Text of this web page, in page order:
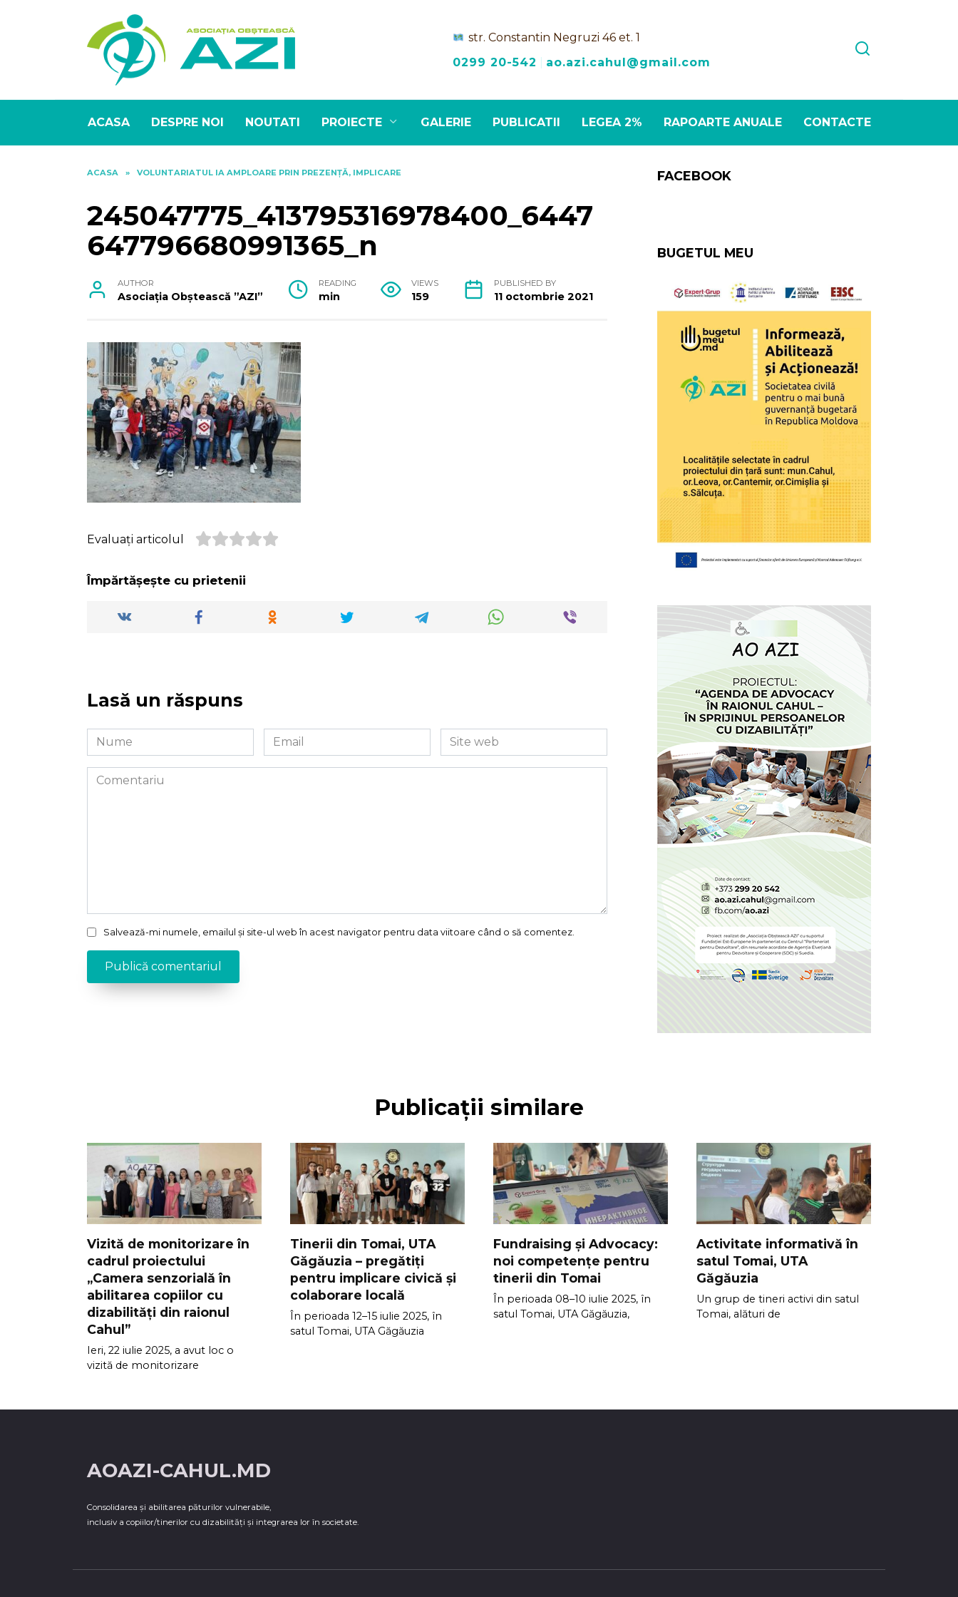
str. Constantin Negruzi 46 et. 1
0299 20-542
ao.azi.cahul@gmail.com
ACASA DESPRE NOI NOUTATI PROIECTE GALERIE PUBLICATII LEGEA 2% RAPOARTE ANUALE CONTACTE
ACASA » VOLUNTARIATUL IA AMPLOARE PRIN PREZENȚĂ, IMPLICARE
245047775_413795316978400_6447
647796680991365_n
AUTHOR
Asociația Obștească ”AZI”
READING
min
VIEWS
159
PUBLISHED BY
11 octombrie 2021
Evaluați articolul
Împărtășește cu prietenii
Lasă un răspuns
Nume
*
Email
*
Site
web
Comentariu
Salvează-mi numele, emailul și site-ul web în acest navigator pentru data viitoare când o să comentez.
FACEBOOK
BUGETUL MEU
Publicații similare
Vizită de monitorizare în
cadrul proiectului
„Camera senzorială în
abilitarea copiilor cu
dizabilități din raionul
Cahul”
Ieri, 22 iulie 2025, a avut loc o
vizită de monitorizare
Tinerii din Tomai, UTA
Găgăuzia – pregătiți
pentru implicare civică și
colaborare locală
În perioada 12–15 iulie 2025, în
satul Tomai, UTA Găgăuzia
Fundraising și Advocacy:
noi competențe pentru
tinerii din Tomai
În perioada 08–10 iulie 2025, în
satul Tomai, UTA Găgăuzia,
Activitate informativă în
satul Tomai, UTA
Găgăuzia
Un grup de tineri activi din satul
Tomai, alături de
AOAZI-CAHUL.MD
Consolidarea şi abilitarea păturilor vulnerabile,
inclusiv a copiilor/tinerilor cu dizabilităţi şi integrarea lor în societate.